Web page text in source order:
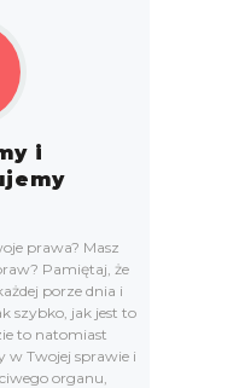
i
prawa? Masz
Pamiętaj, że
porze dnia i
szybko, jak jest to
to natomiast
w Twojej sprawie i
organu,